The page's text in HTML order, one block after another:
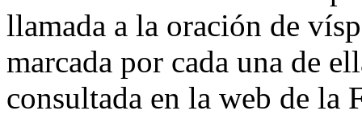
llamada a la oración de
marcada por cada una de
consultada en la web de la